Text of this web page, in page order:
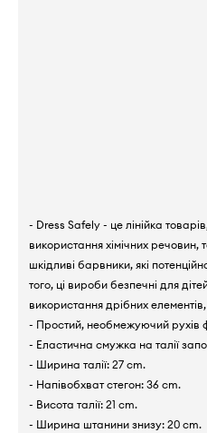
- Dress Safely - це лінійка
використання хімічних речовин,
шкідливі барвники, які
того, ці вироби безпечні для
використання дрібних
- Простий, необмежуючий рухів
- Еластична смужка на талії
- Ширина талії: 27 cm.
- Напівобхват стегон: 36 cm.
- Висота талії: 21 cm.
- Ширина штанини знизу: 20 cm.